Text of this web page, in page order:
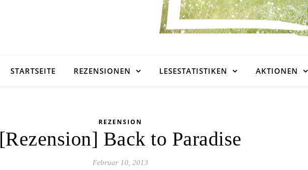
STARTSEITE REZENSIONEN LESESTATISTIKEN AKTIONEN
REZENSION
[Rezension] Back to Paradise
Februar 10, 2013